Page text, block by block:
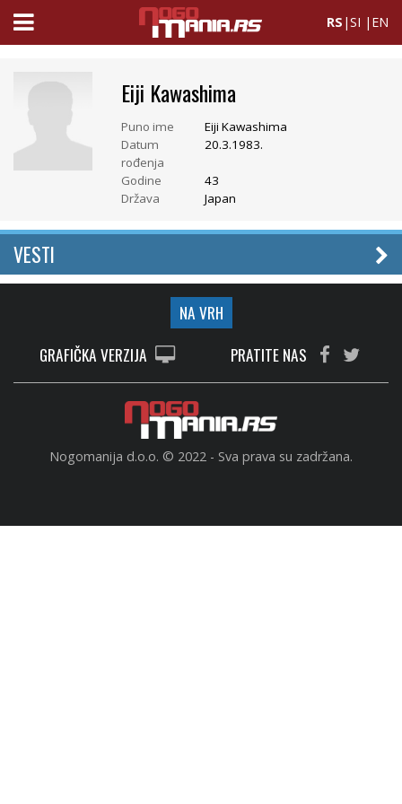
RS |SI | EN
Eiji Kawashima
Puno ime
Eiji Kawashima
Datum
rođenja
20.3.1983.
Godine
43
Država
Japan
VESTI
NA VRH
GRAFIČKA VERZIJA
PRATITE NAS
Nogomanija d.o.o. © 2022 - Sva prava su zadržana.